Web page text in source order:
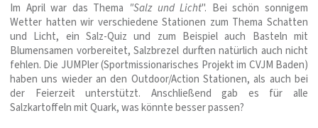
Im April war das Thema "Salz und Licht". Bei schön sonnigem
Wetter hatten wir verschiedene Stationen zum Thema Schatten
und Licht, ein Salz-Quiz und zum Beispiel auch Basteln mit
Blumensamen vorbereitet, Salzbrezel durften natürlich auch nicht
fehlen. Die JUMPler (Sportmissionarisches Projekt im CVJM Baden)
haben uns wieder an den Outdoor/Action Stationen, als auch bei
der Feierzeit unterstützt. Anschließend gab es für alle
Salzkartoffeln mit Quark, was könnte besser passen?